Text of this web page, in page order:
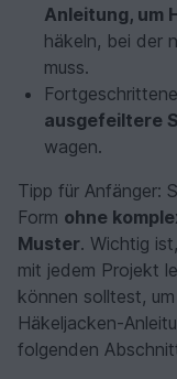
Anleitung, um
häkeln, bei der
muss.
ausgefeiltere
wagen.
Tipp für Anfänger:
Form ohne
Muster. Wichtig
mit jedem Projekt
können solltest,
Häkeljacken-
folgenden